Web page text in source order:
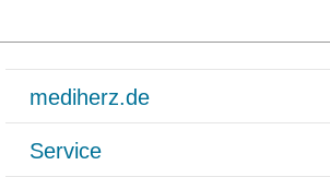
mediherz.de
Glossar
Service